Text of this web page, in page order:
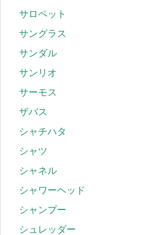
サロペット
サングラス
サンダル
サンリオ
サーモス
ザバス
シャチハタ
シャツ
シャネル
シャワーヘッド
シャンプー
シュレッダー